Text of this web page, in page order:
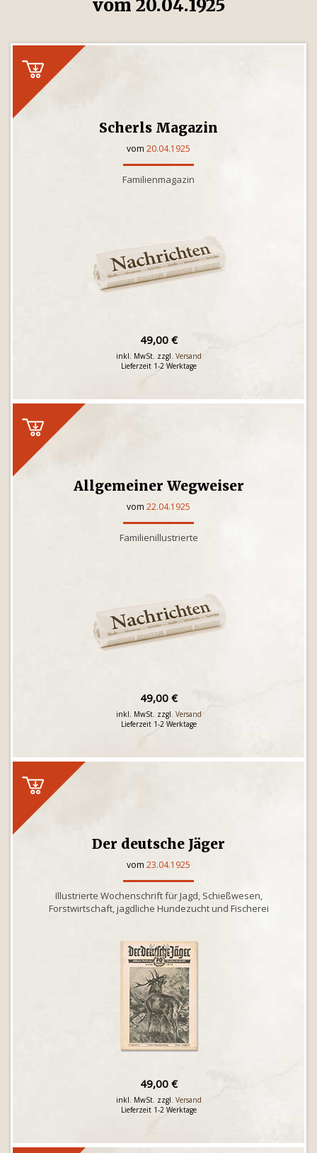
vom 20.04.1925
Scherls Magazin
vom 20.04.1925
Familienmagazin
49,00 €
inkl. MwSt. zzgl. Versand
Lieferzeit 1-2 Werktage
Allgemeiner Wegweiser
vom 22.04.1925
Familienillustrierte
49,00 €
inkl. MwSt. zzgl. Versand
Lieferzeit 1-2 Werktage
Der deutsche Jäger
vom 23.04.1925
Illustrierte Wochenschrift für Jagd, Schießwesen,
Forstwirtschaft, jagdliche Hundezucht und Fischerei
49,00 €
inkl. MwSt. zzgl. Versand
Lieferzeit 1-2 Werktage